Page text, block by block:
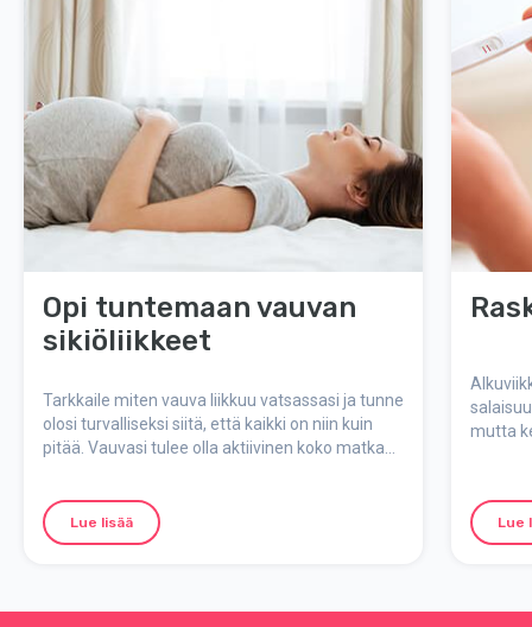
Opi tuntemaan vauvan
sikiöliikkeet
Tarkkaile miten vauva liikkuu vatsassasi ja tunne
olosi turvalliseksi siitä, että kaikki on niin kuin
pitää. Vauvasi tulee olla aktiivinen koko matkan
Lue lisää
mutta
viikolta?
Lue